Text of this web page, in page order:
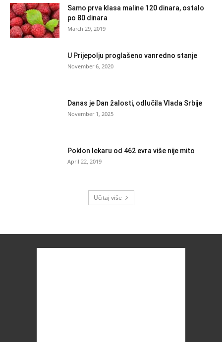
Samo prva klasa maline 120 dinara, ostalo
po 80 dinara
March 29, 2019
U Prijepolju proglašeno vanredno stanje
November 6, 2020
Danas je Dan žalosti, odlučila Vlada Srbije
November 1, 2025
Poklon lekaru od 462 evra više nije mito
April 22, 2019
Učitaj više